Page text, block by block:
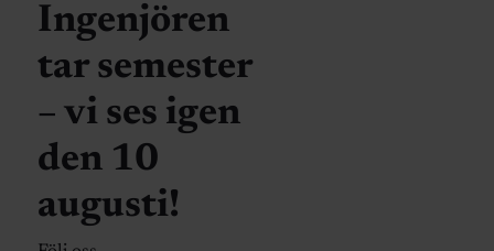
Ingenjören
tar semester
– vi ses igen
den 10
augusti!